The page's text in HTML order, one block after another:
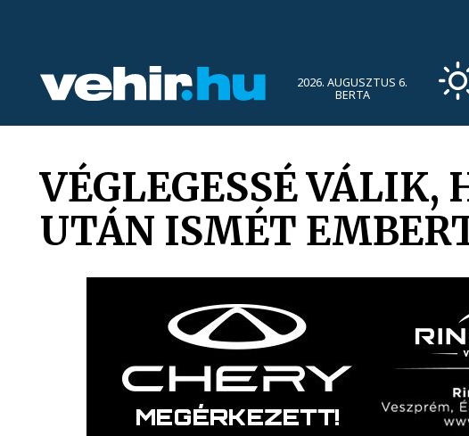
2026. AUGUSZTUS 6.
BERTA
VÉGLEGESSÉ VÁLIK,
UTÁN ISMÉT